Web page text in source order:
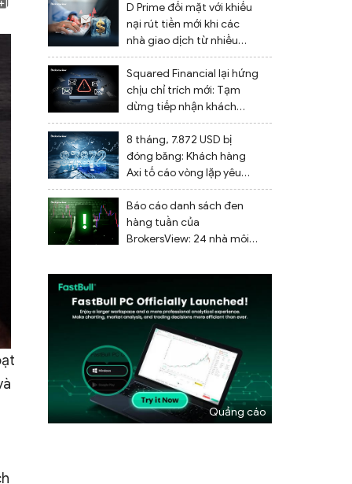
những thiếu sót trong
quản lý
D Prime đối mặt với khiếu
nại rút tiền mới khi các
nhà giao dịch từ nhiều
quốc gia báo cáo tiền bị
chặn.
Squared Financial lại hứng
chịu chỉ trích mới: Tạm
dừng tiếp nhận khách
hàng mới, rút tiền bị chậm
trễ
8 tháng, 7.872 USD bị
đóng băng: Khách hàng
Axi tố cáo vòng lặp yêu
cầu tài liệu vô tận và
không thể rút tiền
Báo cáo danh sách đen
hàng tuần của
BrokersView: 24 nhà môi
ngày 27 tháng 7 đến ngày